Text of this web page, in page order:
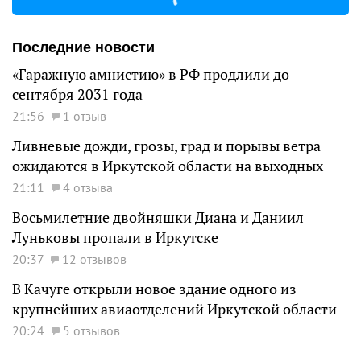
Последние новости
«Гаражную амнистию» в РФ продлили до
сентября 2031 года
21:56 1 отзыв
Ливневые дожди, грозы, град и порывы ветра
ожидаются в Иркутской области на выходных
21:11 4 отзыва
Восьмилетние двойняшки Диана и Даниил
Луньковы пропали в Иркутске
20:37 12 отзывов
В Качуге открыли новое здание одного из
крупнейших авиаотделений Иркутской области
20:24
5 отзывов